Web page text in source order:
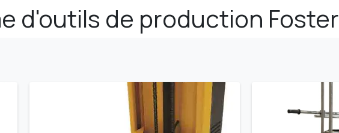
d'outils de production Foster